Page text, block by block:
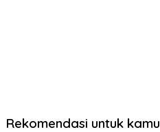
Rekomendasi untuk kamu